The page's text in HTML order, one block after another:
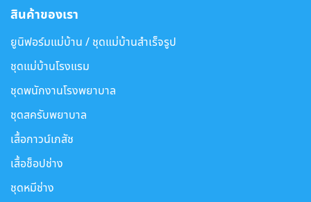
สินค้าของเรา
ยูนิฟอร์มแม่บ้าน / ชุดแม่บ้านสำเร็จรูป
ชุดแม่บ้านโรงแรม
ชุดพนักงานโรงพยาบาล
ชุดสครับพยาบาล
เสื้อกาวน์เภสัช
เสื้อช็อปช่าง
ชุดหมีช่าง